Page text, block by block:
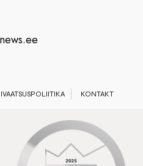
KONTAKT